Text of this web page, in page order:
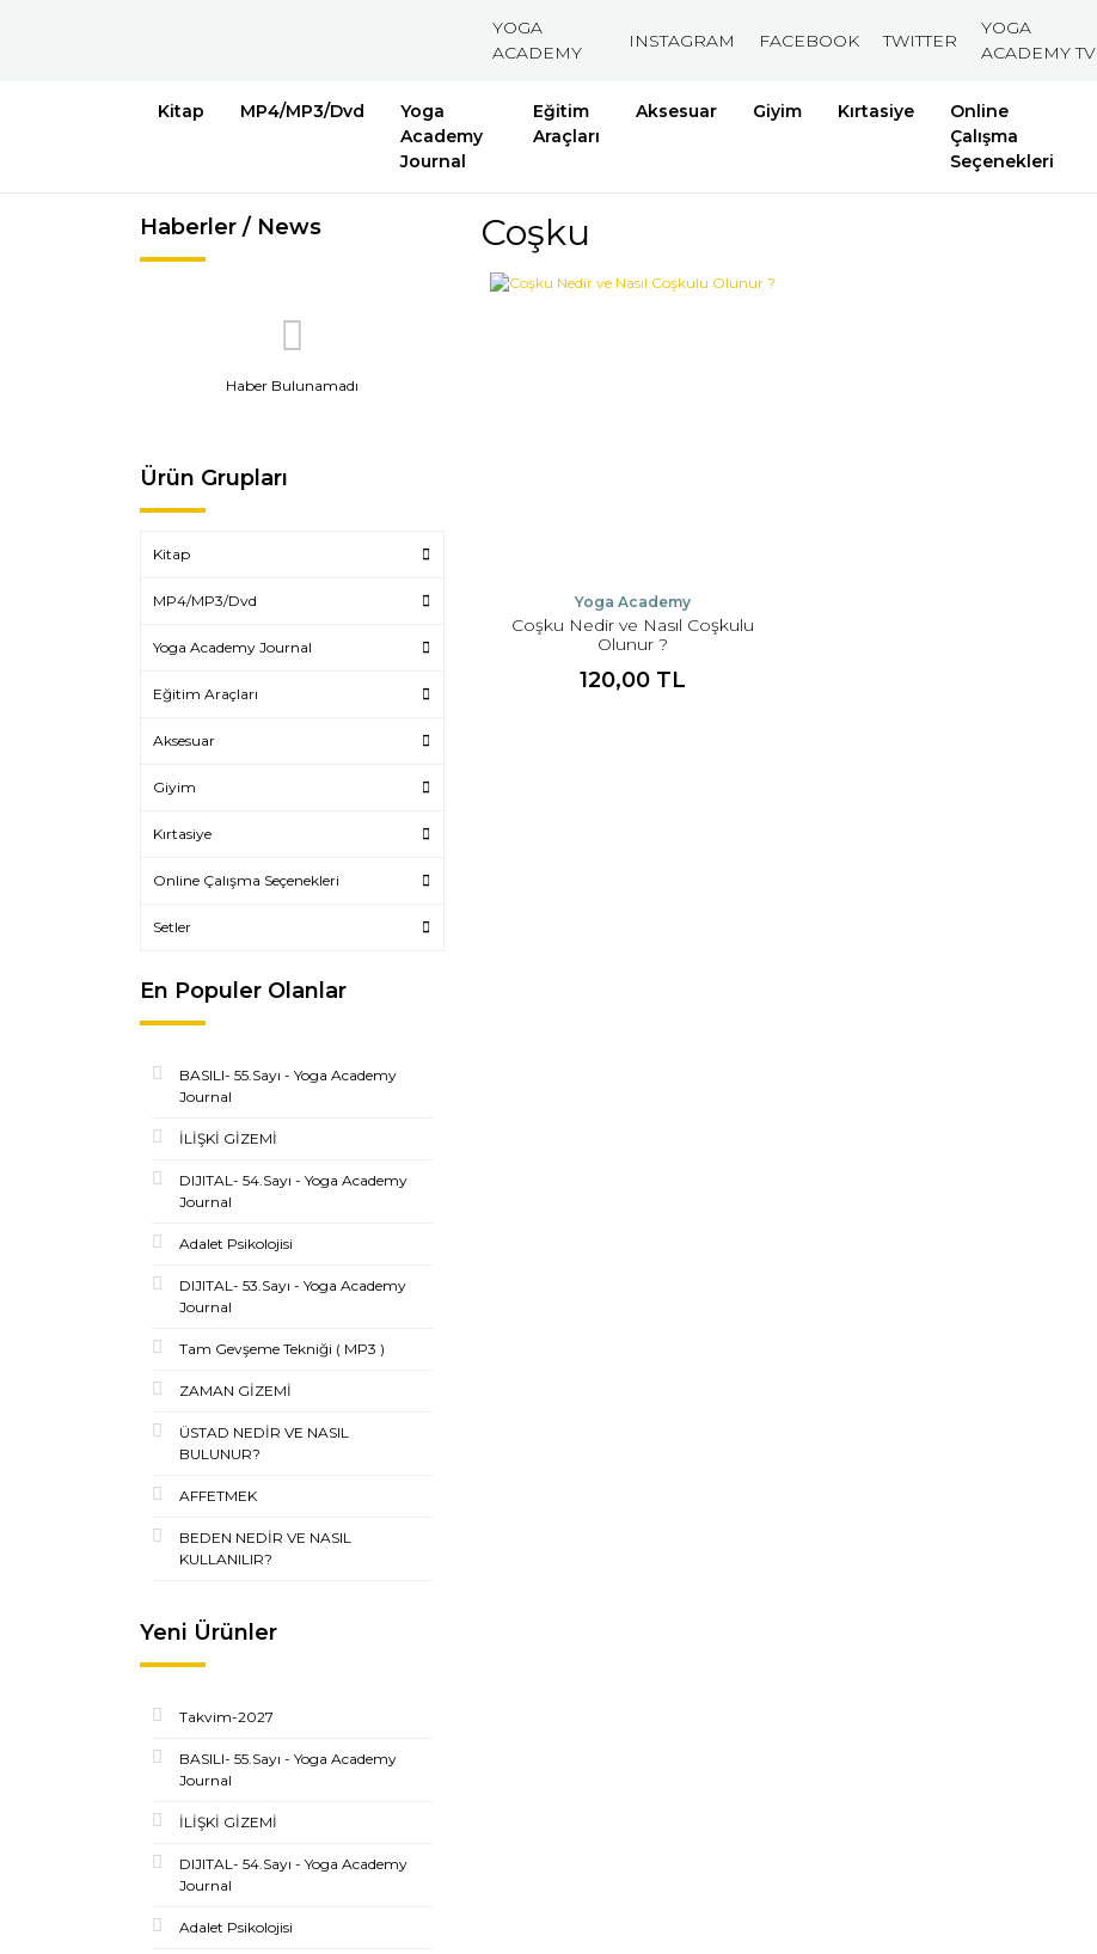
YOGA
ACADEMY
INSTAGRAM FACEBOOK TWITTER
YOGA
ACADEMY TV
Kitap MP4/MP3/Dvd
Yoga
Academy
Journal
Eğitim
Araçları
Aksesuar Giyim Kırtasiye
Online
Çalışma
Seçenekleri
Haberler / News
Haber Bulunamadı
Ürün Grupları
Kitap
MP4/MP3/Dvd
Yoga Academy Journal
Eğitim Araçları
Aksesuar
Giyim
Kırtasiye
Online Çalışma Seçenekleri
Setler
En Populer Olanlar
BASILI- 55.Sayı - Yoga Academy
Journal
İLİŞKİ GİZEMİ
DIJITAL- 54.Sayı - Yoga Academy
Journal
Adalet Psikolojisi
DIJITAL- 53.Sayı - Yoga Academy
Journal
Tam Gevşeme Tekniği ( MP3 )
ZAMAN GİZEMİ
ÜSTAD NEDİR VE NASIL
BULUNUR?
AFFETMEK
BEDEN NEDİR VE NASIL
KULLANILIR?
Yeni Ürünler
Takvim-2027
BASILI- 55.Sayı - Yoga Academy
Journal
İLİŞKİ GİZEMİ
DIJITAL- 54.Sayı - Yoga Academy
Journal
Adalet Psikolojisi
Coşku
Yoga Academy
Coşku Nedir ve Nasıl Coşkulu
Olunur ?
120,00 TL